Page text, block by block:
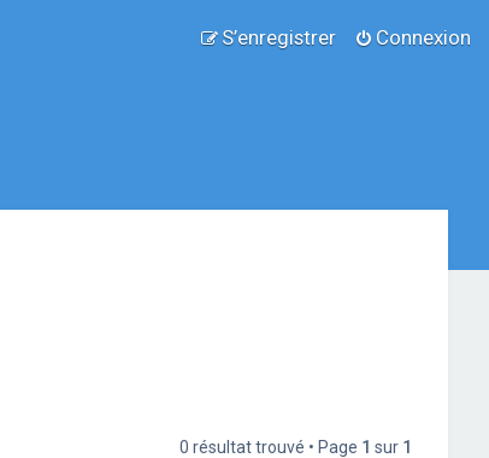
Connexion
S’enregistrer
0 résultat trouvé • Page 1 sur 1